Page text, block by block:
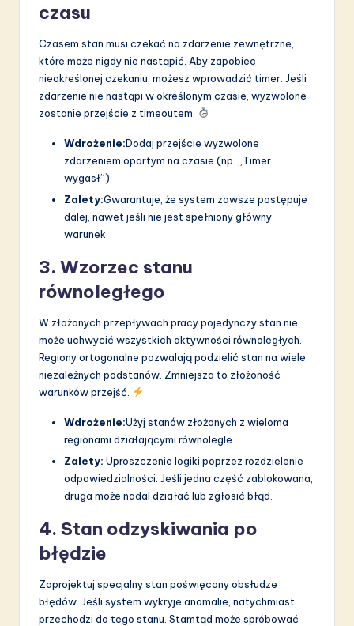
czasu
Czasem stan musi czekać na zdarzenie zewnętrzne,
które może nigdy nie nastąpić. Aby zapobiec
nieokreślonej czekaniu, możesz wprowadzić timer. Jeśli
zdarzenie nie nastąpi w określonym czasie, wyzwolone
zostanie przejście z timeoutem.
Wdrożenie:Dodaj przejście wyzwolone
zdarzeniem opartym na czasie (np. „Timer
wygasł”).
Zalety:Gwarantuje, że system zawsze postępuje
dalej, nawet jeśli nie jest spełniony główny
warunek.
3. Wzorzec stanu
równoległego
W złożonych przepływach pracy pojedynczy stan nie
może uchwycić wszystkich aktywności równoległych.
Regiony ortogonalne pozwalają podzielić stan na wiele
niezależnych podstanów. Zmniejsza to złożoność
warunków przejść.
Wdrożenie:Użyj stanów złożonych z wieloma
regionami działającymi równolegle.
Zalety: Uproszczenie logiki poprzez rozdzielenie
odpowiedzialności. Jeśli jedna część zablokowana,
druga może nadal działać lub zgłosić błąd.
4. Stan odzyskiwania po
błędzie
Zaprojektuj specjalny stan poświęcony obsłudze
błędów. Jeśli system wykryje anomalie, natychmiast
przechodzi do tego stanu. Stamtąd może spróbować